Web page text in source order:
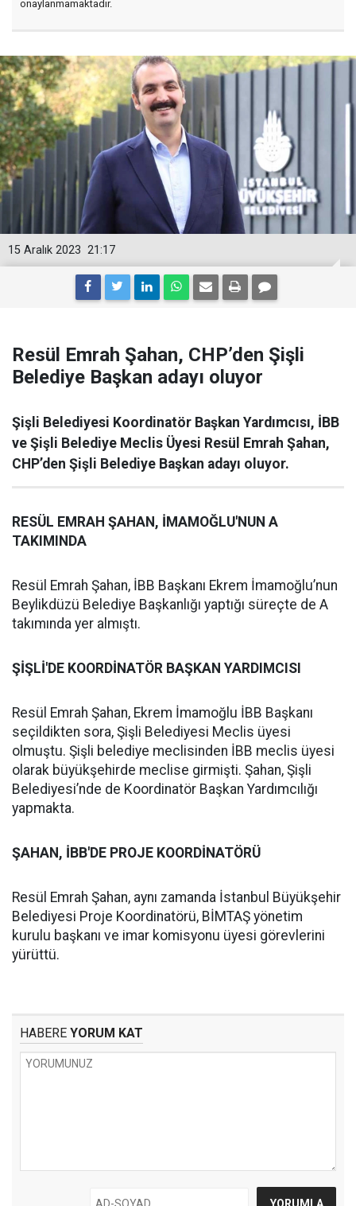
onaylanmamaktadır.
21:17
15 Aralık 2023
Resül Emrah Şahan, CHP’den Şişli
Belediye Başkan adayı oluyor
Şişli Belediyesi Koordinatör Başkan Yardımcısı, İBB
ve Şişli Belediye Meclis Üyesi Resül Emrah Şahan,
CHP’den Şişli Belediye Başkan adayı oluyor.
RESÜL EMRAH ŞAHAN, İMAMOĞLU'NUN A
TAKIMINDA
Resül Emrah Şahan, İBB Başkanı Ekrem İmamoğlu’nun
Beylikdüzü Belediye Başkanlığı yaptığı süreçte de A
takımında yer almıştı.
ŞİŞLİ'DE KOORDİNATÖR BAŞKAN YARDIMCISI
Resül Emrah Şahan, Ekrem İmamoğlu İBB Başkanı
seçildikten sora, Şişli Belediyesi Meclis üyesi
olmuştu. Şişli belediye meclisinden İBB meclis üyesi
olarak büyükşehirde meclise girmişti. Şahan, Şişli
Belediyesi’nde de Koordinatör Başkan Yardımcılığı
yapmakta.
ŞAHAN, İBB'DE PROJE KOORDİNATÖRÜ
Resül Emrah Şahan, aynı zamanda İstanbul Büyükşehir
Belediyesi Proje Koordinatörü, BİMTAŞ yönetim
kurulu başkanı ve imar komisyonu üyesi görevlerini
yürüttü.
HABERE YORUM KAT